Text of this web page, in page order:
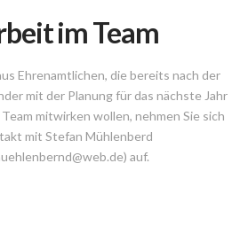
im Team
Ehrenamtlichen, die bereits nach der
mit der Planung für das nächste Jahr
mitwirken wollen, nehmen Sie sich
mit Stefan Mühlenberd
auf.